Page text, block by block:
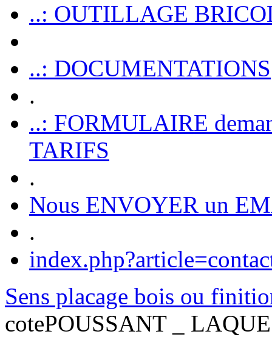
..: OUTILLAGE
..: DOCUMENTATIONS
.
..: FORMULAIRE
TARIFS
.
Nous ENVOYER un
.
Sens placage bois ou
cotePOUSSANT _